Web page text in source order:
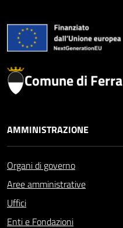
Comune di
AMMINISTRAZIONE
Organi di governo
Aree amministrative
Uffici
Enti e Fondazioni